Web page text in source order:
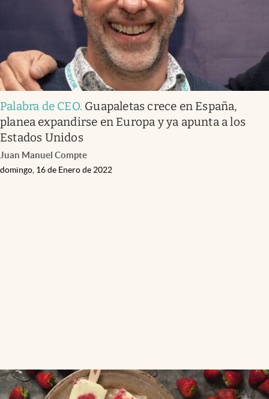
Palabra de CEO. Guapaletas crece en España,
planea expandirse en Europa y ya apunta a los
Estados Unidos
Juan Manuel Compte
domingo, 16 de Enero de 2022